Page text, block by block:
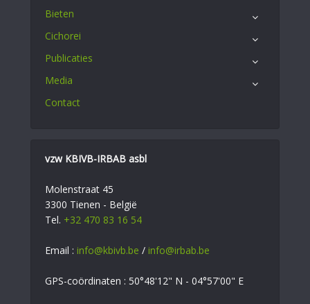
Bieten
Cichorei
Publicaties
Media
Contact
vzw KBIVB-IRBAB asbl
Molenstraat 45
3300 Tienen - België
Tel. +32 470 83 16 54
Email : info@kbivb.be / info@irbab.be
GPS-coördinaten : 50°48'12" N - 04°57'00" E